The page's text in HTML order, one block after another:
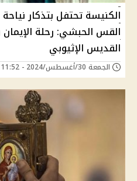
الكنيسة تحتفل بتذكار
القس الحبشي: رحلة
القديس الإثيوبي
الجمعة 30/أغسطس/2024 - 11:52 م